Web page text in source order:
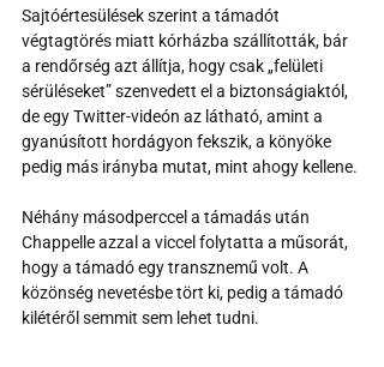
Sajtóértesülések szerint a támadót
végtagtörés miatt kórházba szállították, bár
a rendőrség azt állítja, hogy csak „felületi
sérüléseket” szenvedett el a biztonságiaktól,
de egy Twitter-videón az látható, amint a
gyanúsított hordágyon fekszik, a könyöke
pedig más irányba mutat, mint ahogy kellene.
Néhány másodperccel a támadás után
Chappelle azzal a viccel folytatta a műsorát,
hogy a támadó egy transznemű volt. A
közönség nevetésbe tört ki, pedig a támadó
kilétéről semmit sem lehet tudni.